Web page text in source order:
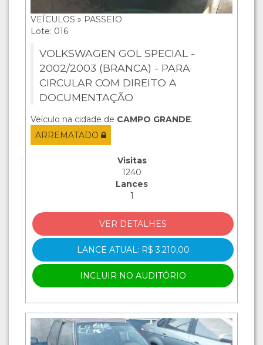
VEÍCULOS » PASSEIO
Lote: 016
VOLKSWAGEN GOL SPECIAL -
2002/2003 (BRANCA) - PARA
CIRCULAR COM DIREITO A
DOCUMENTAÇÃO
Veículo na cidade de CAMPO GRANDE.
ARREMATADO
Visitas
1240
Lances
1
VER DETALHES
LANCE ATUAL: R$ 3.210,00
INCLUIR NO AUDITÓRIO